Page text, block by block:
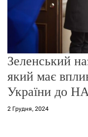
Зеленський
який має
України до
2 Грудня, 2024